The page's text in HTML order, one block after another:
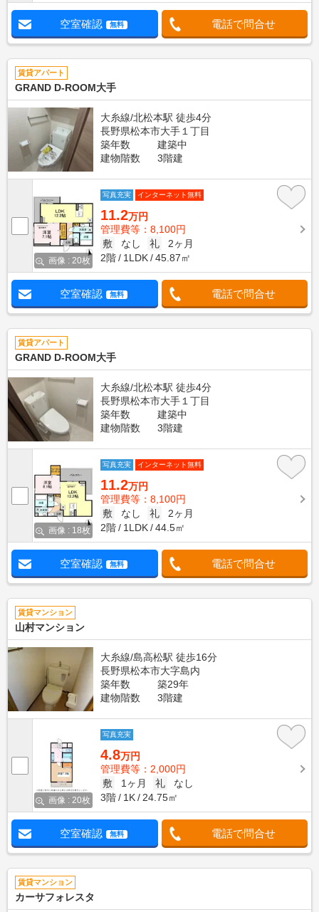
空室確認 無料 電話で問合せ
賃貸アパート
GRAND D-ROOM大手
大糸線/北松本駅 徒歩4分
長野県松本市大手１丁目
築年数
建築中
建物階数
3階建
画像 : 20枚
写真充実 インターネット無料
11.2万円
管理費等：8,100円
敷
なし 礼
2ヶ月
2階
1LDK 45.87㎡
空室確認 無料 電話で問合せ
賃貸アパート
GRAND D-ROOM大手
大糸線/北松本駅 徒歩4分
長野県松本市大手１丁目
築年数
建築中
建物階数
3階建
画像 : 18枚
写真充実 インターネット無料
11.2万円
管理費等：8,100円
敷
なし 礼
2ヶ月
2階
1LDK 44.5㎡
空室確認 無料 電話で問合せ
賃貸マンション
山村マンション
大糸線/島高松駅 徒歩16分
長野県松本市大字島内
築年数
築29年
建物階数
3階建
画像 : 20枚
写真充実
4.8万円
管理費等：2,000円
敷
1ヶ月 礼
なし
3階
1K 24.75㎡
空室確認 無料 電話で問合せ
賃貸マンション
カーサフォレスタ